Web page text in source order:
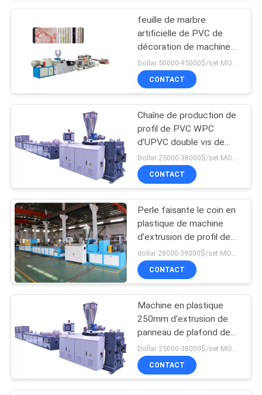
CONTRÔLE
QUALITÉ
CONTACTEZ-
DEMANDEZ
CITATION
PLAN
DU
SITE
POLICY
Machine d'extrusion
de tuyau de PVC
Plastique lavant
réutilisant la
machine
5
plastique pelletisant
réutilisant la
machine
26
feuille de marbre
artificielle de PVC de
décoration de machine
d'extrusion de profil de
PVC de 1220mm
CONTACT
Chaîne de production de
profil de PVC WPC
d'UPVC double vis de
profil
Dollar 25000-38000$/set MOQ:1set
CONTACT
Perle faisante le coin en
plastique de machine
d'extrusion de profil de
PVC de 6 cavités faisant
la machine
dollar 28000-39000$/set MOQ:1set
CONTACT
Machine en plastique
250mm d'extrusion de
panneau de plafond de
PVC
CONTACT